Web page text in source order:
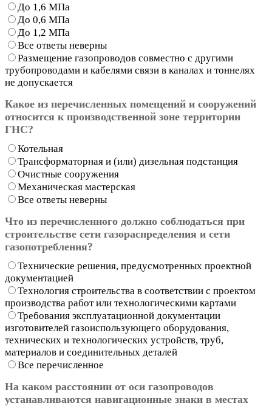
До 1,6 МПа
До 0,6 МПа
До 1,2 МПа
Все ответы неверны
Размещение газопроводов совместно с другими
трубопроводами и кабелями связи в каналах и тоннелях
не допускается
Какое из перечисленных помещений и сооружений
относится к производственной зоне территории
ГНС?
Котельная
Трансформаторная и (или) дизельная подстанция
Очистные сооружения
Механическая мастерская
Все ответы неверны
Что из перечисленного должно соблюдаться при
строительстве сети газораспределения и сети
газопотребления?
Технические решения, предусмотренных проектной
документацией
Технология строительства в соответствии с проектом
производства работ или технологическими картами
Требования эксплуатационной документации
изготовителей газоиспользующего оборудования,
технических и технологических устройств, труб,
материалов и соединительных деталей
Все перечисленное
На каком расстоянии от оси газопроводов
устанавливаются навигационные знаки в местах